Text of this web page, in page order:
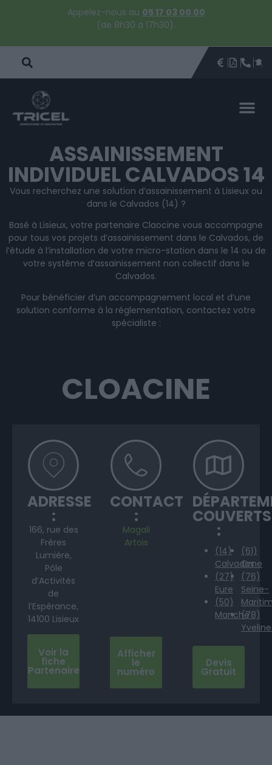
Appelez-nous au 05 17 03 00 00
(de 8h30 à 17h30).
DEVISÊTRE
ASSAINISSEMENT
INDIVIDUEL CALVADOS 14
Vous recherchez une solution d’assainissement à Lisieux ou
dans le Calvados (14) ?
Basé à Lisieux, votre partenaire Claocine vous accompagne
pour tous vos projets d’assainissement dans le Calvados, de
l’étude à l’installation de votre micro-station dans le 14 ou de
votre système d’assainissement non collectif dans le
Calvados.
Pour bénéficier d’un accompagnement local et d’une
solution conforme à la réglementation, contactez votre
spécialiste :
CLOACINE
ADRESSE
:
166, rue des
Frères
Lumière,
Pôle
d’Activités
de
l’Espérance,
14100 Lisieux
Voir la
fiche
Partenaire
CONTACT
:
Magali
Artois
Afficher
le
numéro
COUVERTS
:
(14)
Calvados
(27)
Eure
(50)
Manche
(61)
Orne
(76)
Seine-
(78)
Devis
Gratuit